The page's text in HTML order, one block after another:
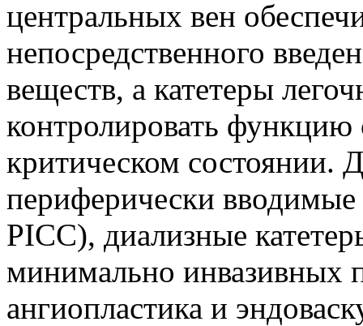
центральных вен
непосредственного
веществ, а катетеры
контролировать функцию
критическом состоянии.
периферически
PICC), диализные
минимально инвазивных
ангиопластика и